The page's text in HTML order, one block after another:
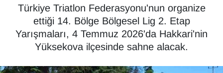
Türkiye Triatlon Federasyonu'nun organize
ettiği 14. Bölge Bölgesel Lig 2. Etap
Yarışmaları, 4 Temmuz 2026'da Hakkari'nin
Yüksekova ilçesinde sahne alacak.
ÇEVRE
Deprem
Tüm Manşetler
Son Dakika Haberleri